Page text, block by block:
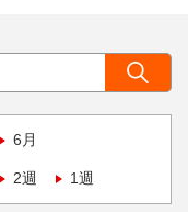
6月
2週 1週